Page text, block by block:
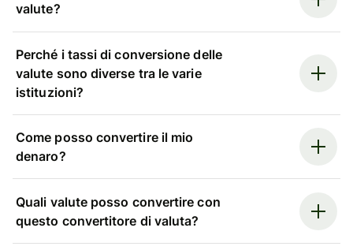
valute?
Perché i tassi di conversione delle
valute sono diverse tra le varie
istituzioni?
Come posso convertire il mio
denaro?
Quali valute posso convertire con
questo convertitore di valuta?